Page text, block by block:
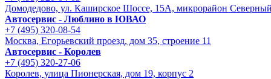
Домодедово, ул. Каширское Шоссе, 15А, микрорайон
Автосервис - Люблино в ЮВАО
+7 (495) 320-08-54
Москва, Егорьевский проезд, дом 35, строение 11
Автосервис - Королев
+7 (495) 320-27-06
Королев, улица Пионерская, дом 19, корпус 2